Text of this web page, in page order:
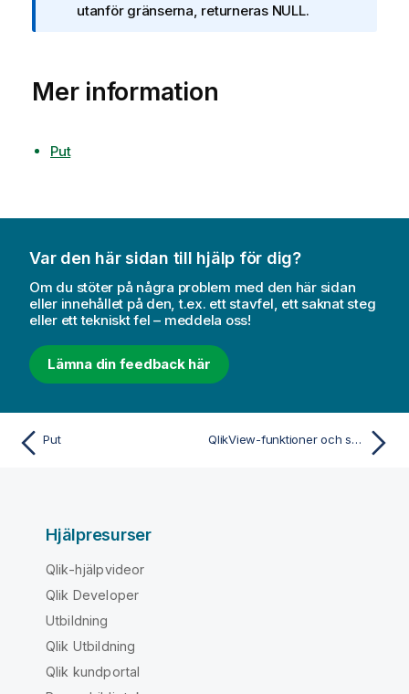
c
n
r
a
t
n
utanför gränserna, returneras NULL.
Mer information
Put
Var den här sidan till hjälp för dig?
Om du stöter på några problem med den här sidan
eller innehållet på den, t.ex. ett stavfel, ett saknat steg
eller ett tekniskt fel – meddela oss!
Lämna din feedback här
Put QlikView-funktioner och satser som inte stöds i Qlik Sense
Hjälpresurser
Qlik-hjälpvideor
Qlik Developer
Utbildning
Qlik Utbildning
Qlik kundportal